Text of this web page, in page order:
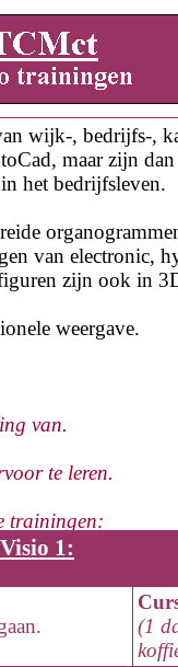
wijk-, bedrijfs-,
maar zijn
het bedrijfsleven.
van electronic,
zijn ook in
weergave.
van.
te leren.
trainingen:
Visio 1:
(1